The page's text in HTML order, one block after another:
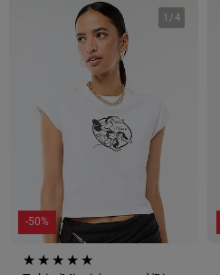
1 /4
-50%